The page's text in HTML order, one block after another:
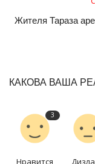
Жителя Тараза
КАКОВА ВАША
3
Нравится